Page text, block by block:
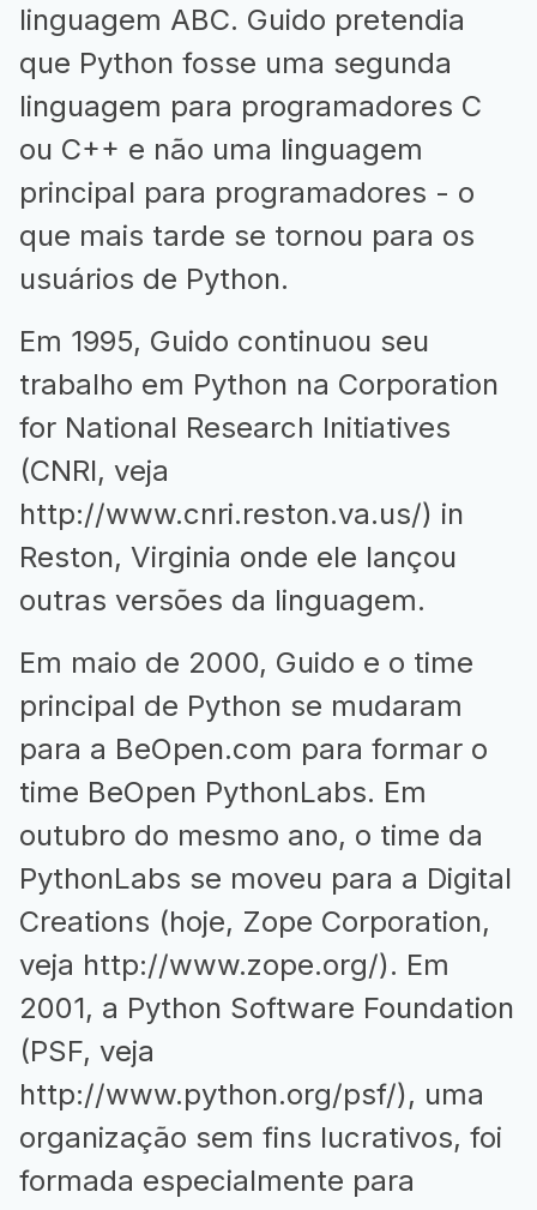
linguagem ABC. Guido pretendia
que Python fosse uma segunda
linguagem para programadores C
ou C++ e não uma linguagem
principal para programadores - o
que mais tarde se tornou para os
usuários de Python.
Em 1995, Guido continuou seu
trabalho em Python na Corporation
for National Research Initiatives
(CNRI, veja
http://www.cnri.reston.va.us/) in
Reston, Virginia onde ele lançou
outras versões da linguagem.
Em maio de 2000, Guido e o time
principal de Python se mudaram
para a BeOpen.com para formar o
time BeOpen PythonLabs. Em
outubro do mesmo ano, o time da
PythonLabs se moveu para a Digital
Creations (hoje, Zope Corporation,
veja http://www.zope.org/). Em
2001, a Python Software Foundation
(PSF, veja
http://www.python.org/psf/), uma
organização sem fins lucrativos, foi
formada especialmente para